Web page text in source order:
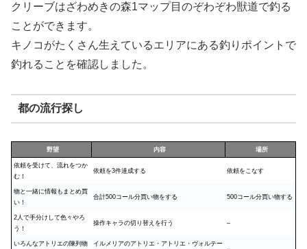
クリーブはざわめきの森1マップ目のぞわぞわ獣道で釣る
ことができます。
キノコがたくさん生えているエリアにある釣りポイントで
釣れることを確認しました。
都の流行探し
野望 内容 場所
依頼を受けて、流れをつか
む！
依頼を3件達成する 依頼をこなす
物と一緒に情報もまとめ買
い！
合計500コール分買い物をする 500コール分買い物する
2人で手分けして色々やろ
う！
操作キャラの切り替えを行う –
いろんなアトリエの陳列物
イルメリアのアトリエ・アトリエ・ヴォルテー